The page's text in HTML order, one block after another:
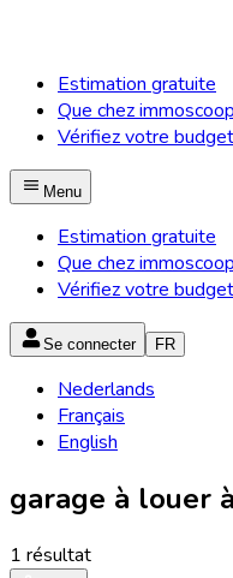
Estimation gratuite
Que chez immoscoop
Vérifiez votre
Menu
Estimation gratuite
Que chez immoscoop
Vérifiez votre
Se connecter FR
Nederlands
Français
English
garage à louer
1 résultat